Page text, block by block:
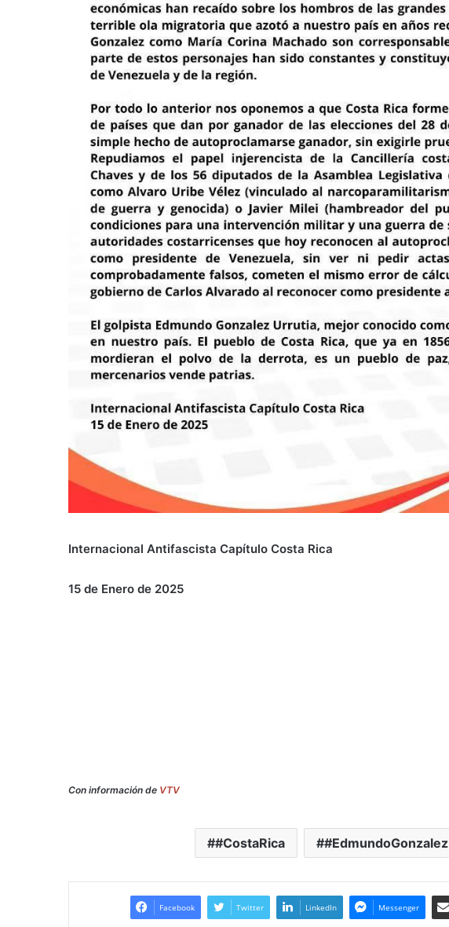
Internacional Antifascista Capítulo Costa Rica
15 de Enero de 2025
Con información de VTV
#CostaRica #EdmundoGonzalez
Facebook Twitter LinkedIn Messenger